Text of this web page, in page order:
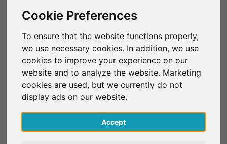
Cookie Preferences
To ensure that the website functions properly,
we use necessary cookies. In addition, we use
cookies to improve your experience on our
website and to analyze the website. Marketing
cookies are used, but we currently do not
display ads on our website.
Accept
Doorgaan met Google
Doorgaan met Facebook
OF
E-mail*
Wachtwoord*
FAQ
English